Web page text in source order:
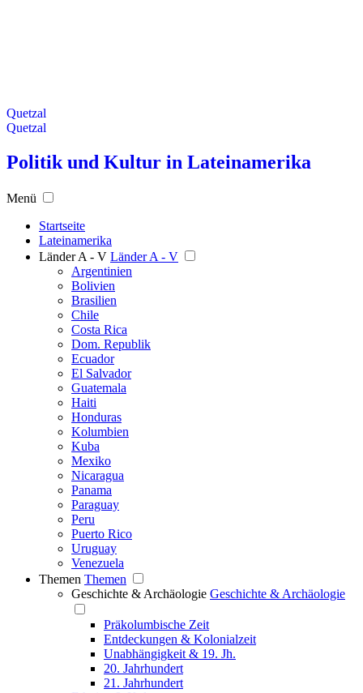
Quetzal
Quetzal
Politik und Kultur in Lateinamerika
Menü
Startseite
Lateinamerika
Länder A - V Länder A - V
Argentinien
Bolivien
Brasilien
Chile
Costa Rica
Dom. Republik
Ecuador
El Salvador
Guatemala
Haiti
Honduras
Kolumbien
Kuba
Mexiko
Nicaragua
Panama
Paraguay
Peru
Puerto Rico
Uruguay
Venezuela
Themen Themen
Geschichte & Archäologie Geschichte & Archäologie
Präkolumbische Zeit
Entdeckungen & Kolonialzeit
Unabhängigkeit & 19. Jh.
20. Jahrhundert
21. Jahrhundert